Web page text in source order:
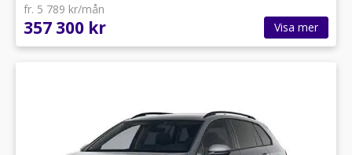
fr. 5 789 kr/mån
357 300 kr Visa mer